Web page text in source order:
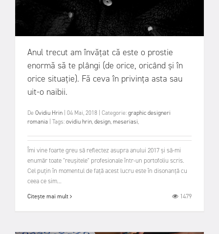
Anul trecut am învățat că este o prostie
enormă să te plângi (de orice, oricând și în
orice situație). Fă ceva în privința asta sau
uit-o naibii.
De Ovidiu Hrin 04 Mai, 2018 Categorie:graphic designeri
romania
Tags:ovidiu hrin,design,meseriasi,
Îmi vine foarte greu să reflectez asupra anului 2017 și să-mi
enumăr toate "reușitele" profesionale într-un portofoliu scris.
Cel puțin în momentul de față acest lucru este în disonanță cu
ceea ce sim...
Citește mai mult 1479